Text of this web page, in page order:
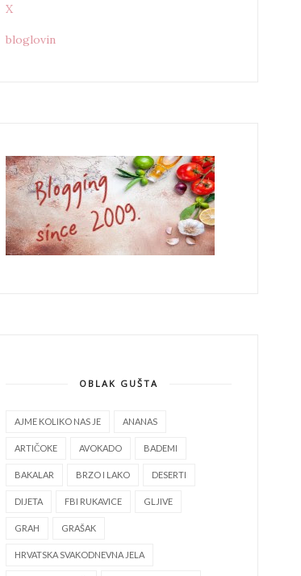
X
bloglovin
OBLAK GUŠTA
AJME KOLIKO NAS JE ANANAS
ARTIČOKE AVOKADO BADEMI
BAKALAR BRZO I LAKO DESERTI
DIJETA FBI RUKAVICE GLJIVE
GRAH GRAŠAK
HRVATSKA SVAKODNEVNA JELA